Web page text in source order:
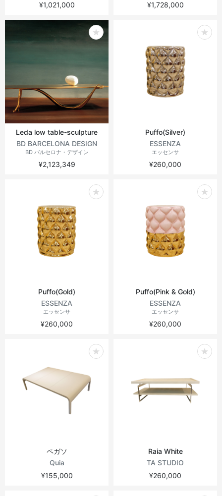
¥1,021,000 ¥1,728,000
Leda low table-sculpture
BD BARCELONA DESIGN
BD バルセロナ・デザイン
¥2,123,349
Puffo(Silver)
ESSENZA
エッセンサ
¥260,000
Puffo(Gold)
ESSENZA
エッセンサ
¥260,000
Puffo(Pink & Gold)
ESSENZA
エッセンサ
¥260,000
ペガソ
Quia
¥155,000
Raia White
TA STUDIO
¥260,000